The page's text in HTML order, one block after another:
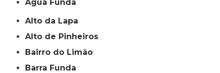
Água Funda
Alto da Lapa
Alto de Pinheiros
Bairro do Limão
Barra Funda